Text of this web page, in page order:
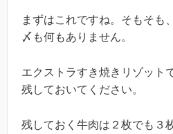
まずはこれですね。そもそも
〆も何もありません。
エクストラすき焼きリゾット
残しておいてください。
残しておく牛肉は２枚でも３